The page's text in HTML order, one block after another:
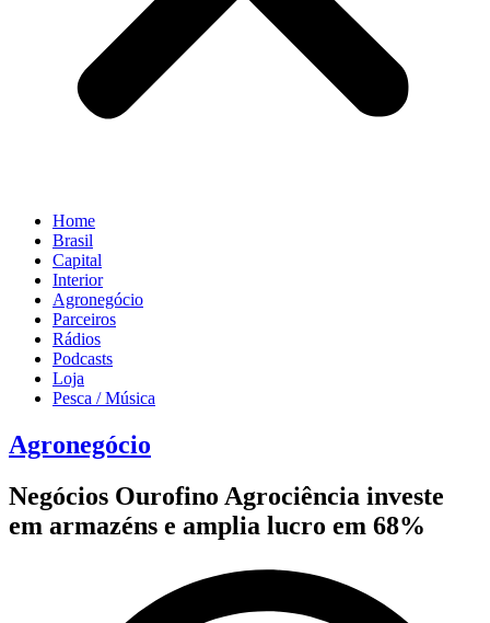
Home
Brasil
Capital
Interior
Agronegócio
Parceiros
Rádios
Podcasts
Loja
Pesca / Música
Agronegócio
Negócios Ourofino Agrociência investe
em armazéns e amplia lucro em 68%